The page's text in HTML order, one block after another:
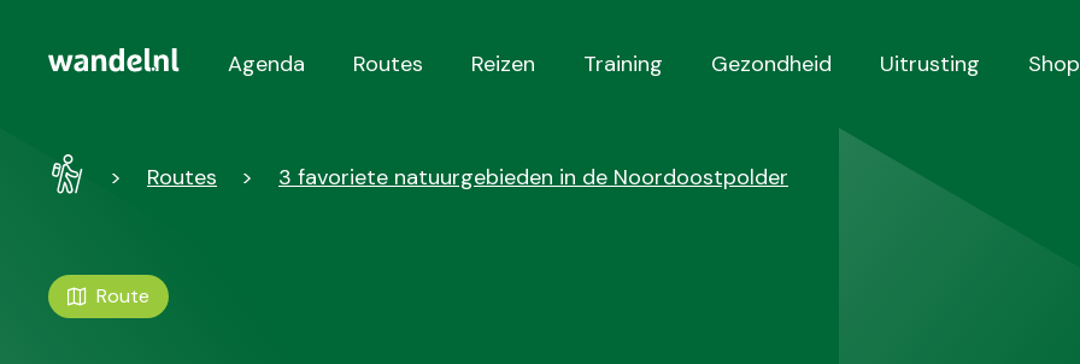
Hoofdnavigatie
Agenda Routes Reizen Training Gezondheid Uitrusting Shop
WandelRoutes 3 favoriete natuurgebieden in de Noordoostpolder
Route